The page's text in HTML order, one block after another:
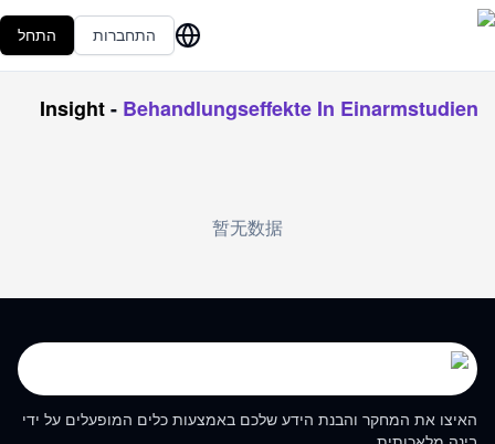
התחברות התחל
Insight- Behandlungseffekte In Einarmstudien
暂无数据
האיצו את המחקר והבנת הידע שלכם באמצעות כלים המופעלים על ידי